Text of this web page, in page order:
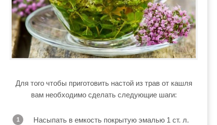
Для того чтобы приготовить настой из трав от кашля
вам необходимо сделать следующие шаги:
Насыпать в емкость покрытую эмалью 1 ст. л.